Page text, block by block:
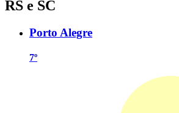
RS e SC
Porto Alegre
7º